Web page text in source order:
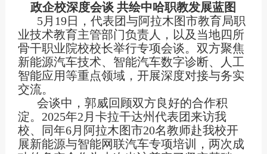
政企校深度会谈 共绘中哈职教发展蓝图
5月 19日，代表团与阿拉木图市教育局职
业技术教育主管部门负责人，以及当地四所
骨干职业院校校长举行专项会谈。双方聚焦
新能源汽车技术、智能汽车数字诊断、人工
智能应用等重点领域，开展深度对接与务实
交流。
会谈中，郭威回顾双方良好的合作积
淀。 2025年2 月卡拉干达州代表团来访我
校、同年6月阿拉木图市20名教师赴我校开
展新能源与智能网联汽车专项培训，两次成